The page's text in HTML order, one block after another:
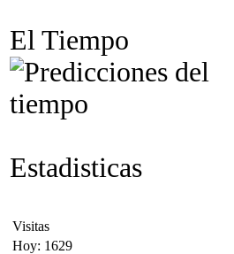
El Tiempo
Estadisticas
Visitas
Hoy: 1629